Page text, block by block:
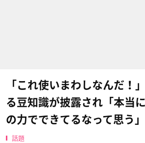
「これ使いまわしなんだ！
る豆知識が披露され「本当
の力でできてるなって思う」
話題